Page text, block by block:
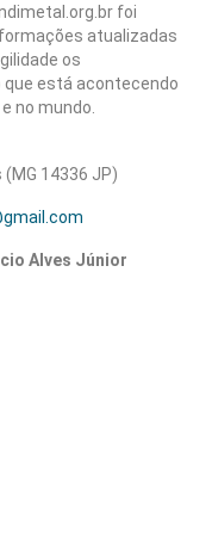
foi
atualizadas
os
está acontecendo
no mundo.
14336 JP)
Alves Júnior